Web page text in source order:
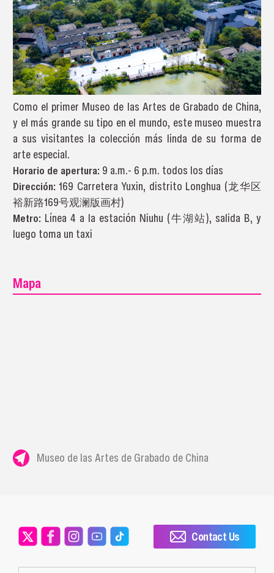
Como el primer Museo de las Artes de Grabado de China,
y el más grande su tipo en el mundo, este museo muestra
a sus visitantes la colección más linda de su forma de
arte especial.
Horario de apertura: 9 a.m.- 6 p.m. todos los días
Dirección: 169 Carretera Yuxin, distrito Longhua (龙华区
裕新路169号观澜版画村)
Metro: Línea 4 a la estación Niuhu (牛湖站), salida B, y
luego toma un taxi
Mapa
Museo de las Artes de Grabado de China
Contact Us